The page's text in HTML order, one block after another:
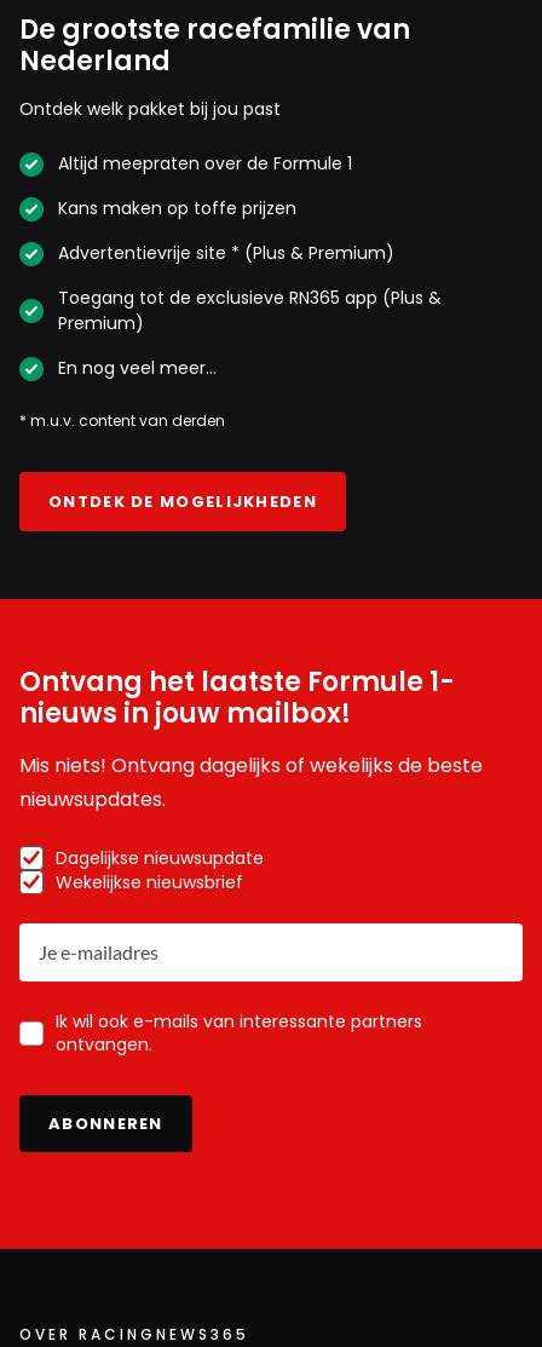
De grootste racefamilie van
Nederland
Ontdek welk pakket bij jou past
Altijd meepraten over de Formule 1
Kans maken op toffe prijzen
Advertentievrije site * (Plus & Premium)
Toegang tot de exclusieve RN365 app (Plus &
Premium)
En nog veel meer…
* m.u.v. content van derden
ONTDEK DE MOGELIJKHEDEN
Ontvang het laatste Formule 1-
nieuws in jouw mailbox!
Mis niets! Ontvang dagelijks of wekelijks de beste
nieuwsupdates.
Dagelijkse nieuwsupdate
Wekelijkse nieuwsbrief
Ik wil ook e-mails van interessante partners
ontvangen.
ABONNEREN
OVER RACINGNEWS365